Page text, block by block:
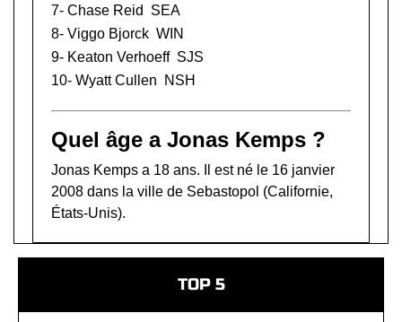
7- Chase Reid
SEA
8- Viggo Bjorck WIN
9- Keaton Verhoeff SJS
10- Wyatt Cullen NSH
Quel âge a Jonas Kemps ?
Jonas Kemps a 18 ans. Il est né le 16 janvier
2008 dans la ville de Sebastopol (Californie,
États-Unis).
TOP 5